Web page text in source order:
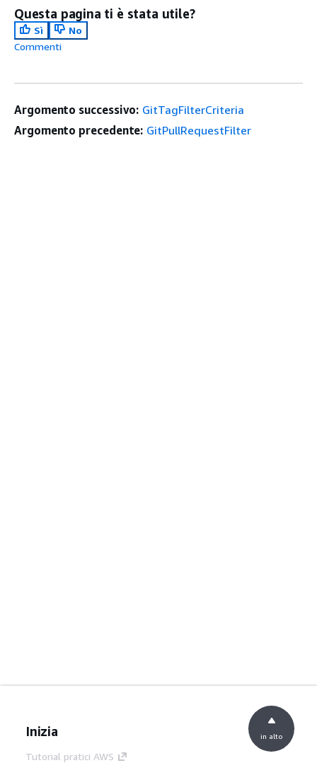
Questa pagina ti è stata utile?
Sì
No
Commenti
Argomento successivo: GitTagFilterCriteria
Argomento precedente: GitPullRequestFilter
Inizia
Tutorial pratici AWS
in alto